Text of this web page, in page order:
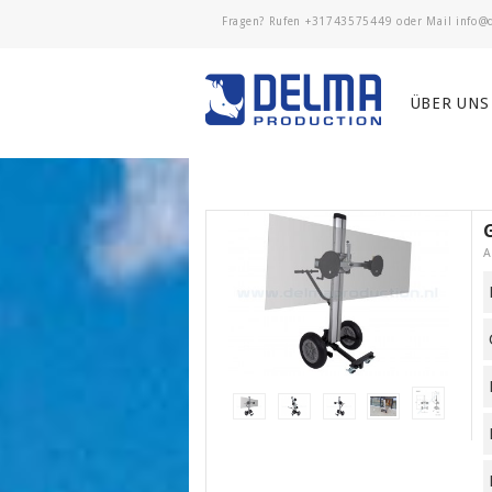
Fragen? Rufen +31743575449 oder Mail
ÜBER UNS